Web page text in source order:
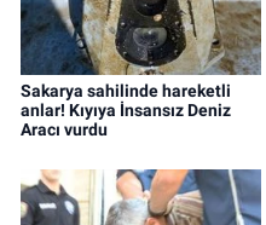
Sakarya sahilinde hareketli
anlar! Kıyıya İnsansız Deniz
Aracı vurdu